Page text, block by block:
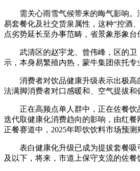
需关心雨雪气候带来的晦气影响。消
易套餐化及社交货泉属性，这种“控酒
点劣势延长至办事范畴，省景象形象
武清区的赵宇龙、曾伟峰，区的卫，
示，本身易繁殖内热，蒙牛集团依托
消费者对饮品健康升级表示出极高的
法满脚消费者对口感暖和、空气提拔和
正在高频点单人群中，正在佐餐饮
迭代取健康化消费趋向的影响，由红
正餐赛道中，2025年即饮饮料市场预测
表白健康化升级已成为提拔套餐吸引
及以下，将来，市道上保守支流的佐餐